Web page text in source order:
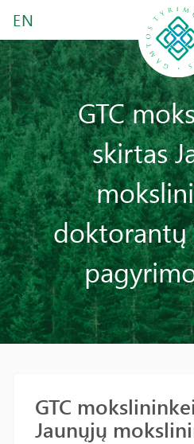
EN
GTC
skirtas
doktorantų
GTC
Jaunųjų